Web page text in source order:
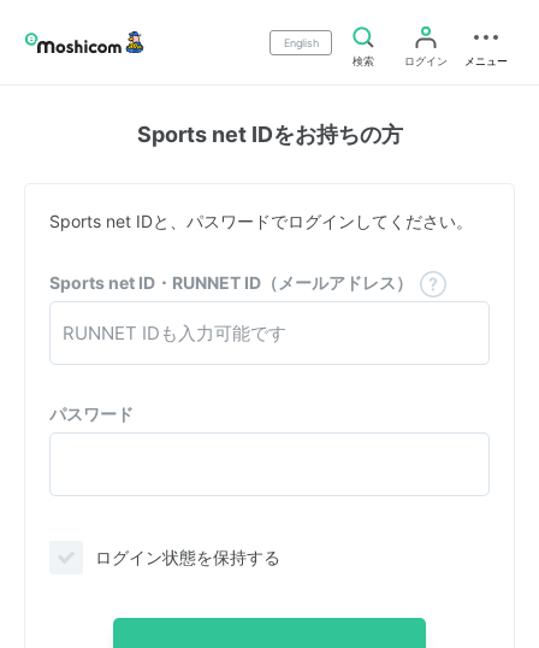
English
検索
ログイン メニュー
Sports net IDをお持ちの方
Sports net IDと、パスワードでログインしてください。
Sports net ID・RUNNET ID（メールアドレス）
パスワード
ログイン状態を保持する